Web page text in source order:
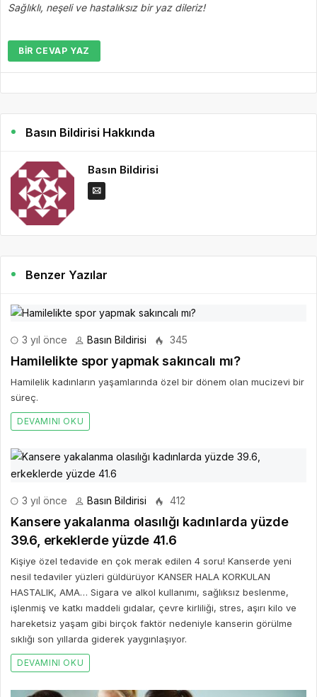
Sağlıklı, neşeli ve hastalıksız bir yaz dileriz!
BIR CEVAP YAZ
Basın Bildirisi Hakkında
Basın Bildirisi
Benzer Yazılar
3 yıl önce Basın Bildirisi 345
Hamilelikte spor yapmak sakıncalı mı?
Hamilelik kadınların yaşamlarında özel bir dönem olan mucizevi bir
süreç.
DEVAMINI OKU
3 yıl önce Basın Bildirisi 412
Kansere yakalanma olasılığı kadınlarda yüzde
39.6, erkeklerde yüzde 41.6
Kişiye özel tedavide en çok merak edilen 4 soru! Kanserde yeni
nesil tedaviler yüzleri güldürüyor KANSER HALA KORKULAN
HASTALIK, AMA… Sigara ve alkol kullanımı, sağlıksız beslenme,
işlenmiş ve katkı maddeli gıdalar, çevre kirliliği, stres, aşırı kilo ve
hareketsiz yaşam gibi birçok faktör nedeniyle kanserin görülme
sıklığı son yıllarda giderek yaygınlaşıyor.
DEVAMINI OKU